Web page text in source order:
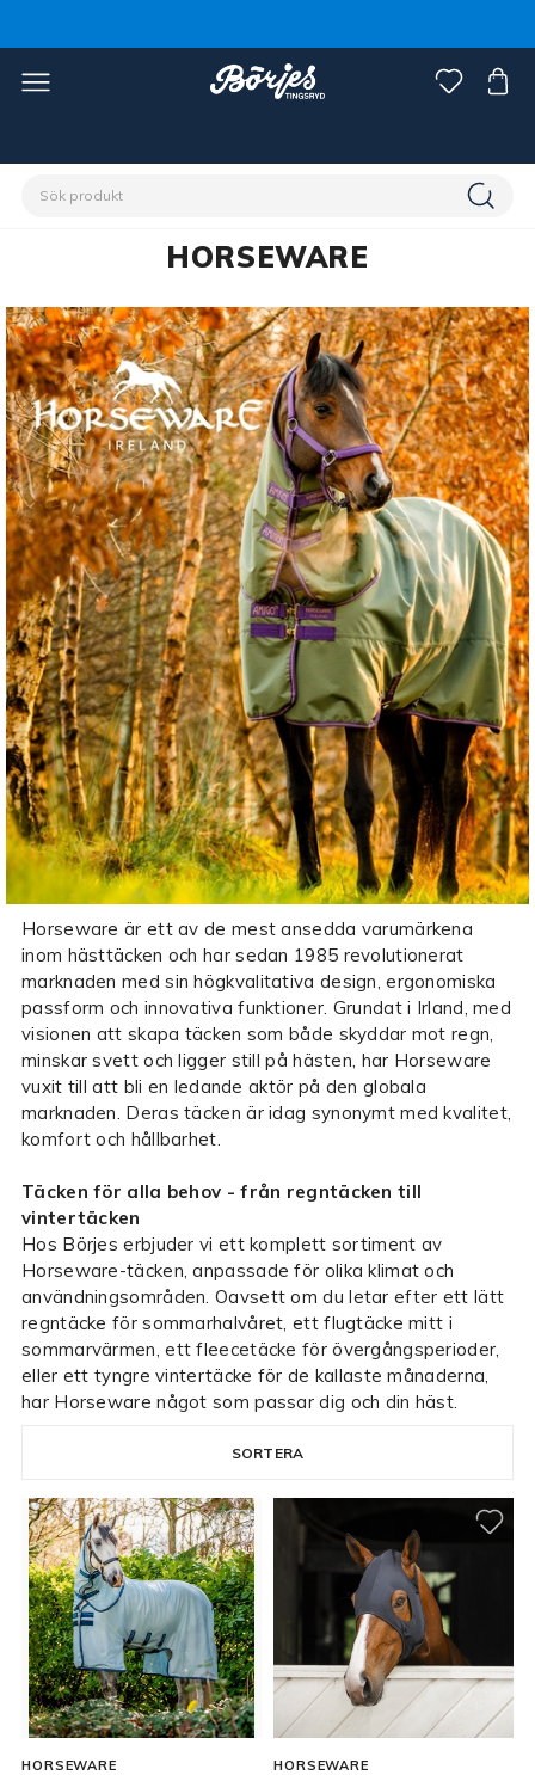
HORSEWARE
Horseware är ett av de mest ansedda varumärkena
inom hästtäcken och har sedan 1985 revolutionerat
marknaden med sin högkvalitativa design, ergonomiska
passform och innovativa funktioner. Grundat i Irland, med
visionen att skapa täcken som både skyddar mot regn,
minskar svett och ligger still på hästen, har Horseware
vuxit till att bli en ledande aktör på den globala
marknaden. Deras täcken är idag synonymt med kvalitet,
komfort och hållbarhet.
Täcken för alla behov - från regntäcken till
vintertäcken
Hos Börjes erbjuder vi ett komplett sortiment av
Horseware-täcken, anpassade för olika klimat och
användningsområden. Oavsett om du letar efter ett lätt
regntäcke för sommarhalvåret, ett flugtäcke mitt i
sommarvärmen, ett fleecetäcke för övergångsperioder,
eller ett tyngre vintertäcke för de kallaste månaderna,
har Horseware något som passar dig och din häst.
SORTERA
30 produkter
HORSEWARE HORSEWARE